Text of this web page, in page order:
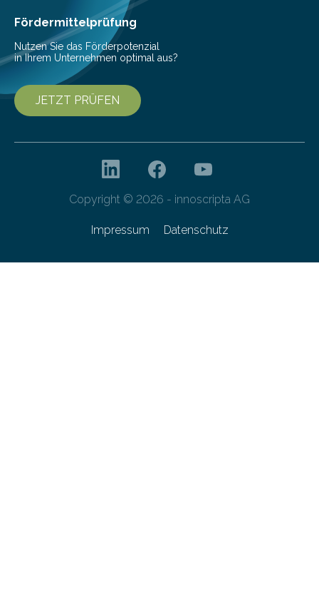
Fördermittelprüfung
Nutzen Sie das Förderpotenzial
in Ihrem Unternehmen optimal aus?
JETZT PRÜFEN
Copyright © 2026 - innoscripta AG
Impressum Datenschutz